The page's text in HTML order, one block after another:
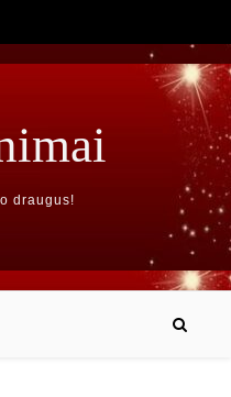
draugus!